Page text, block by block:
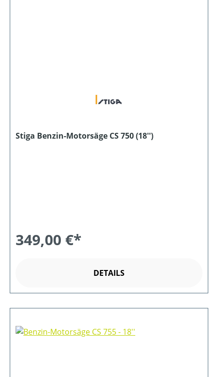
Stiga Benzin-Motorsäge CS 750 (18'')
349,00 €*
DETAILS